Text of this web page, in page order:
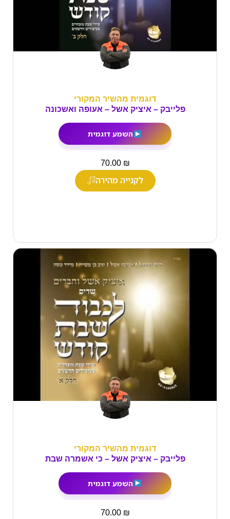
דוגמית מהשיר המקורי
פלייבק – איציק אשל – אעופה ואשכונה
השמע דוגמית
70.00 ₪
לקנייה מהירה
דוגמית מהשיר המקורי
פלייבק – איציק אשל – כי אשמרה שבת
השמע דוגמית
70.00 ₪